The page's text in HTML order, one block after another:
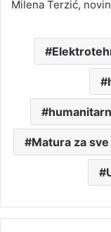
Milena Terzić,
Matura za sve